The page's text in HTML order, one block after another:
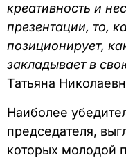
креативность и
презентации, то,
позиционирует,
закладывает в
Татьяна
Наиболее
председателя,
которых молодой